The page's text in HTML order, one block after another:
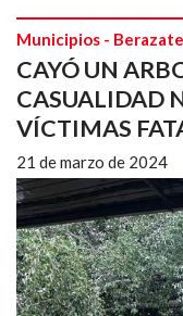
CAYÓ UN
CASUALIDAD
VÍCTIMAS
Municipios -
21 de marzo de 2024